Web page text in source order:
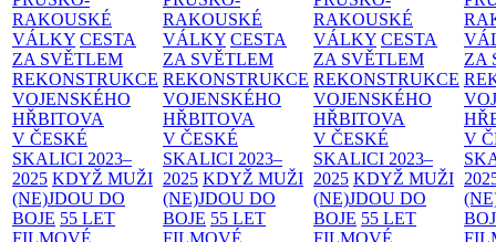
RAKOUSKÉ
VÁLKY CESTA
ZA SVĚTLEM
REKONSTRUKCE
VOJENSKÉHO
HŘBITOVA
V ČESKÉ
SKALICI 2023–
2025 KDYŽ MUŽI
(NE)JDOU DO
BOJE 55 LET
FILMOVÉ
RAKOUSKÉ
VÁLKY CESTA
ZA SVĚTLEM
REKONSTRUKCE
VOJENSKÉHO
HŘBITOVA
V ČESKÉ
SKALICI 2023–
2025 KDYŽ MUŽI
(NE)JDOU DO
BOJE 55 LET
FILMOVÉ
RAKOUSKÉ
VÁLKY CESTA
ZA SVĚTLEM
REKONSTRUKCE
VOJENSKÉHO
HŘBITOVA
V ČESKÉ
SKALICI 2023–
2025 KDYŽ MUŽI
(NE)JDOU DO
BOJE 55 LET
FILMOVÉ
ZA
V